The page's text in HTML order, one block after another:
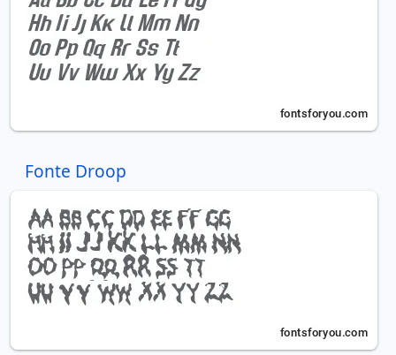
Fonte Droop